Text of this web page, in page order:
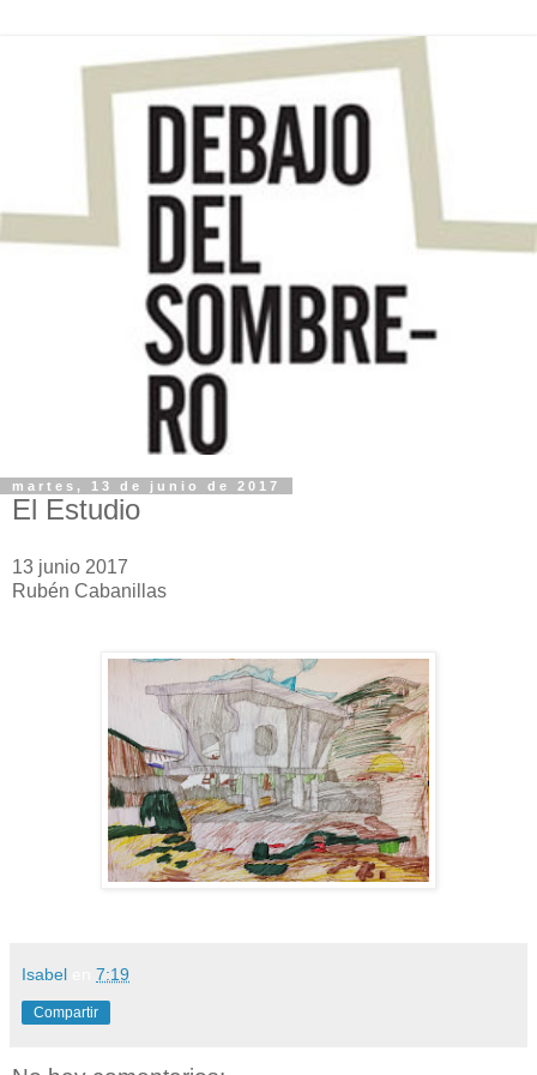
martes, 13 de junio de 2017
El Estudio
13 junio 2017
Rubén Cabanillas
Isabel 7:19
Compartir